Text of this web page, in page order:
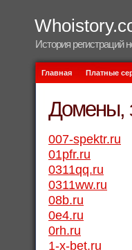
История регистраций
Главная Платные
Домены,
007-spektr.ru
01pfr.ru
0311qq.ru
0311ww.ru
08b.ru
0e4.ru
0rh.ru
1-x-bet.ru